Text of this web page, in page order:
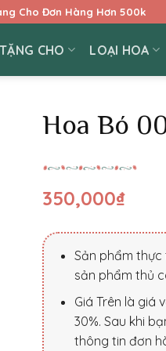
Cho Đơn Hàng Hơn 500k
TẶNG CHO LOẠI HOA
Hoa Bó
350,000₫
Sản phẩm
sản phẩm thủ
Giá Trên là giá
30%. Sau khi
thông tin đơn